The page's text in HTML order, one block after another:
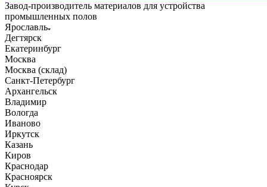
Завод-производитель материалов для устройства
промышленных полов
Ярославль
Дегтярск
Екатеринбург
Москва
Москва (склад)
Санкт-Петербург
Архангельск
Владимир
Вологда
Иваново
Иркутск
Казань
Киров
Краснодар
Красноярск